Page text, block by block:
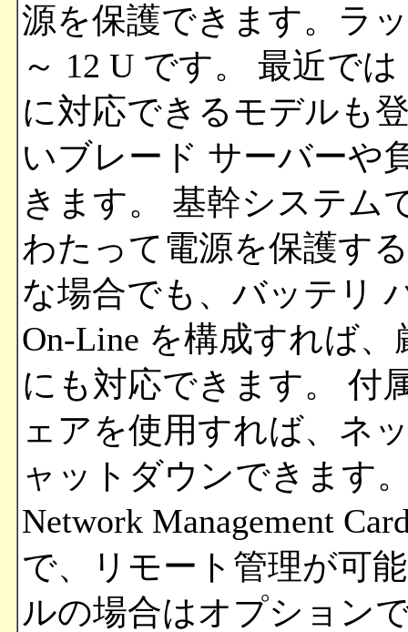
源を保護できます。ラ
～ 12 U です。 最近で
に対応できるモデルも
いブレード サーバーや
きます。 基幹システム
わたって電源を保護す
な場合でも、バッテリ
On-Line を構成すれば
にも対応できます。 付
ェアを使用すれば、ネ
ャットダウンできます
Network Management
で、リモート管理が可
ルの場合はオプション